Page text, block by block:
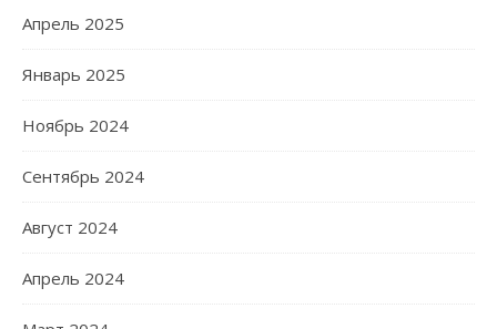
Апрель 2025
Январь 2025
Ноябрь 2024
Сентябрь 2024
Август 2024
Апрель 2024